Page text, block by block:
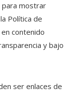
para mostrar
Política de
contenido
y bajo
ser enlaces de